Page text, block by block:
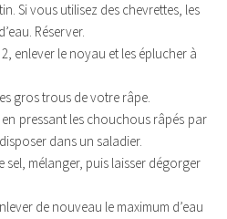
Si vous utilisez des chevrettes, les
Réserver.
enlever le noyau et les éplucher à
gros trous de votre râpe.
en pressant les chouchous râpés par
dans un saladier.
sel, mélanger, puis laisser dégorger
de nouveau le maximum d’eau